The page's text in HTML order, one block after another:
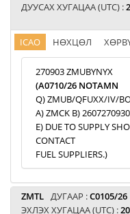
ДУУСАХ ХУГАЦАА (UTC) :
ICAO НӨХЦӨЛ
270903 ZMUBYNYX
(A0710/26 NOTAMN
Q) ZMUB/QFUXX/IV/
A) ZMCK B)
E) DUE TO SUPPLY
CONTACT
FUEL SUPPLIERS.)
ZMTL ДУГААР :C0105/26
ЭХЛЭХ ХУГАЦАА (UTC) :